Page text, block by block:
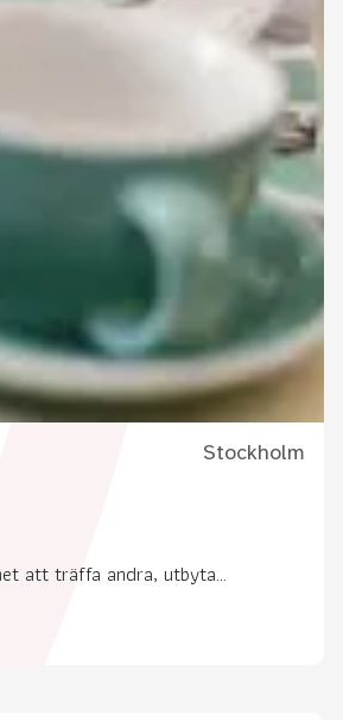
Stockholm
att träffa andra, utbyta...